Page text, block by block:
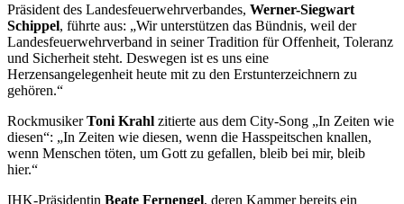
Präsident des Landesfeuerwehrverbandes, Werner-Siegwart
Schippel, führte aus: „Wir unterstützen das Bündnis, weil der
Landesfeuerwehrverband in seiner Tradition für Offenheit, Toleranz
und Sicherheit steht. Deswegen ist es uns eine
Herzensangelegenheit heute mit zu den Erstunterzeichnern zu
gehören.“
RockmusikerToni Krahl zitierte aus dem City-Song „In Zeiten wie
diesen“: „In Zeiten wie diesen, wenn die Hasspeitschen knallen,
wenn Menschen töten, um Gott zu gefallen, bleib bei mir, bleib
hier.“
IHK-Präsidentin Beate Fernengel, deren Kammer bereits ein